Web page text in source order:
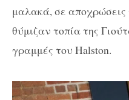
μαλακά, σε αποχρώσεις
θύμιζαν τοπία της
γραμμές του Halston.